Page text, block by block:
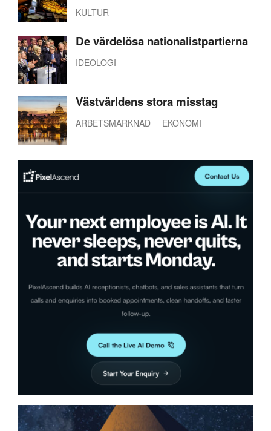
KULTUR
De värdelösa nationalistpartierna
IDEOLOGI
Västvärldens stora misstag
ARBETSMARKNAD EKONOMI